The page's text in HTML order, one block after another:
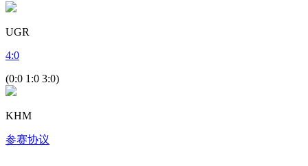
UGR
4:0
(0:0 1:0 3:0)
KHM
参赛协议